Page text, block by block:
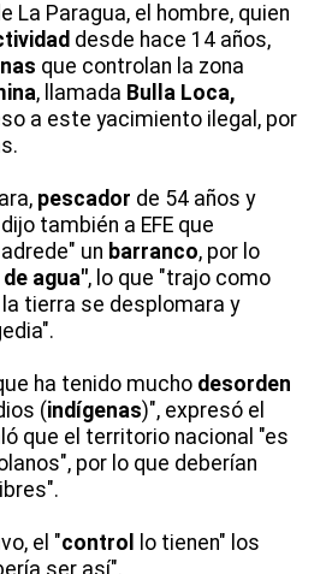
La Paragua, el hombre, quien
desde hace 14 años,
que controlan la zona
, llamada Bulla Loca,
a este yacimiento ilegal, por
pescador de 54 años y
también a EFE que
un barranco, por lo
agua", lo que "trajo como
tierra se desplomara y
ha tenido mucho desorden
(indígenas)", expresó el
que el territorio nacional "es
por lo que deberían
el "control
lo tienen" los